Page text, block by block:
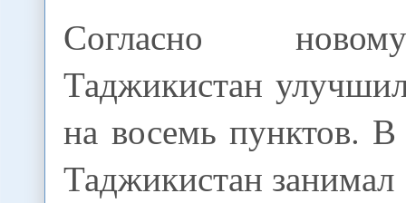
Согласно
Таджикистан
на восемь пунктов.
Таджикистан